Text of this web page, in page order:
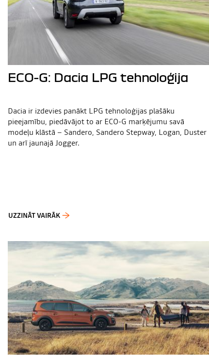
ECO-G: Dacia LPG tehnoloģija
Dacia ir izdevies panākt LPG tehnoloģijas plašāku
pieejamību, piedāvājot to ar ECO-G marķējumu savā
modeļu klāstā – Sandero, Sandero Stepway, Logan, Duster
un arī jaunajā Jogger.
UZZINĀT VAIRĀK